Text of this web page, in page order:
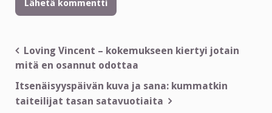
Artikkelien
selaus
Loving Vincent – kokemukseen kiertyi jotain
mitä en osannut odottaa
Itsenäisyyspäivän kuva ja sana: kummatkin
taiteilijat tasan satavuotiaita